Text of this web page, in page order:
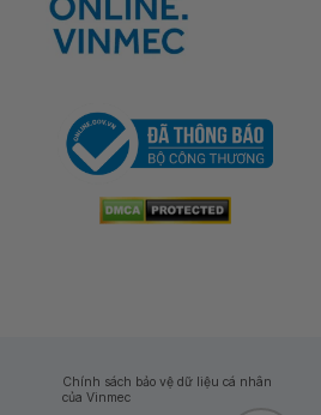
Chính sách bảo vệ dữ liệu cá nhân
của Vinmec